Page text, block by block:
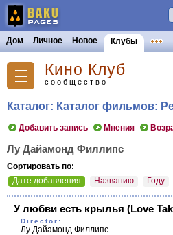
Дом Личное Новое Клубы
Кино Клуб
сообщество
Каталог: Каталог фильмов:
Добавить запись Мнения
Лу Дайамонд Филлипс
Сортировать по:
Дате добавления
Названию Году
У любви есть крылья (Love
Director:
Лу Дайамонд Филлипс